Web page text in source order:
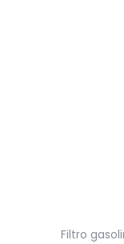
Filtro